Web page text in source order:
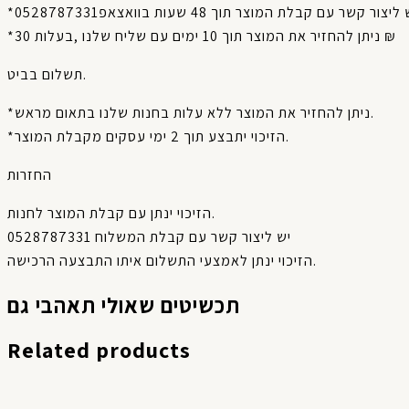
*ניתן להחזיר את המוצר תוך 10 ימים עם שליח שלנו ,בעלות 30 ₪
תשלום בביט.
*ניתן להחזיר את המוצר ללא עלות בחנות שלנו בתאום מראש.
*הזיכוי יתבצע תוך 2 ימי עסקים מקבלת המוצר.
החזרות
הזיכוי ינתן עם קבלת המוצר לחנות.
יש ליצור קשר עם קבלת המשלוח 0528787331
הזיכוי ינתן לאמצעי התשלום איתו התבצעה הרכישה.
תכשיטים שאולי תאהבי גם
Related products